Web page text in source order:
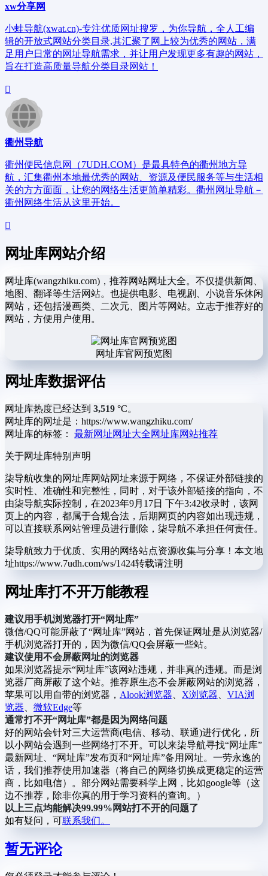
xw分享网
小蛙导航(xwat.cn)-专注优质网址搜罗，为你导航，全人工编
辑的开放式网站分类目录,其汇聚了网上较为优秀的网站，满
足用户日常的网址导航需求，并让用户发现更多有趣的网站，
旨在打造高质量导航分类目录网站！
衢州导航
衢州便民信息网（7UDH.COM）是最具特色的衢州地方导
航，汇集衢州本地最优秀的网站、资源及便民服务等与生活相
关的方方面面，让您的网络生活更简单精彩。衢州网址导航－
衢州网络生活从这里开始。
网址库网站介绍
网址库(wangzhiku.com)，推荐网站网址大全。不仅提供新闻、
地图、翻译等生活网站。也提供电影、电视剧、小说音乐休闲
网站，还包括漫画类、二次元、图片等网站。立志于推荐好的
网站，方便用户使用。
网址库官网预览图
网址库数据评估
网址库热度已经达到 3,519 °C。
网址库的网址是：https://www.wangzhiku.com/
网址库的标签： 最新网址网址大全网址库网站推荐
关于网址库特别声明
柒导航收集的网址库网站网址来源于网络，不保证外部链接的
实时性、准确性和完整性，同时，对于该外部链接的指向，不
由柒导航实际控制，在2023年9月17日 下午3:42收录时，该网
页上的内容，都属于合规合法，后期网页的内容如出现违规，
可以直接联系网站管理员进行删除，柒导航不承担任何责任。
柒导航致力于优质、实用的网络站点资源收集与分享！ 本文地
址https://www.7udh.com/ws/1424转载请注明
网址库打不开万能教程
建议用手机浏览器打开“网址库”
微信/QQ可能屏蔽了“网址库”网站，首先保证网址是从浏览器/
手机浏览器打开的，因为微信/QQ会屏蔽一些站。
建议使用不会屏蔽网址的浏览器
如果浏览器提示“网址库”该网站违规，并非真的违规。而是浏
览器厂商屏蔽了这个站。推荐原生态不会屏蔽网站的浏览器，
苹果可以用自带的浏览器， Alook浏览器 X浏览器
VIA浏
览器
微软Edge等
通常打不开“网址库”都是因为网络问题
好的网站会针对三大运营商(电信、移动、联通)进行优化，所
以小网站会遇到一些网络打不开。可以来柒导航寻找“网址库”
最新网址、“网址库”发布页和“网址库”备用网址。一劳永逸的
话，我们推荐使用加速器（将自己的网络切换成更稳定的运营
商，比如电信）。部分网站需要科学上网，比如google等（这
边不推荐，除非你真的用于学习资料的查询。）
以上三点均能解决99.99%网站打不开的问题了
如有疑问，可联系我们。
暂无评论